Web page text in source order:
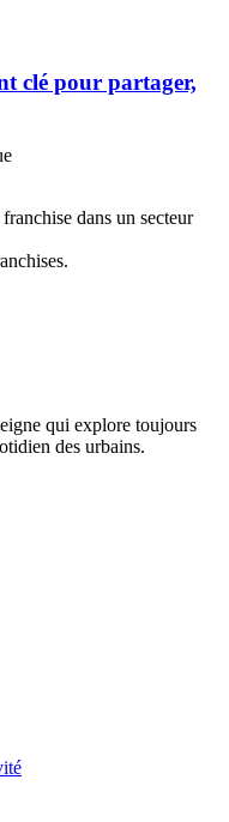
clé pour partager,
dans un secteur
qui explore toujours
des urbains.